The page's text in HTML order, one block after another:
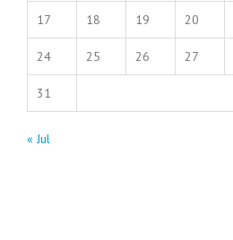
17 18 19 20
24 25 26 27
31
« Jul